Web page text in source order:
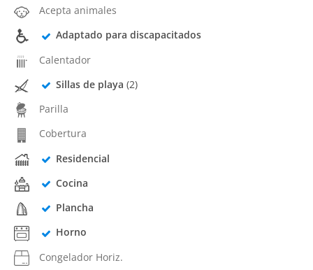
Acepta animales
Adaptado para discapacitados
Calentador
Sillas de playa (2)
Parilla
Cobertura
Residencial
Cocina
Plancha
Horno
Congelador Horiz.